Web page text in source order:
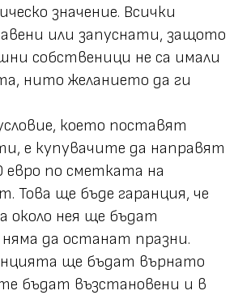
значение. Всички
или запуснати, защото
собственици не са имали
нито желанието да ги
което поставят
е купувачите да направят
евро по сметката на
Това ще бъде гаранция, че
нея ще бъдат
да останат празни.
ще бъдат върнато
бъдат възстановени и в